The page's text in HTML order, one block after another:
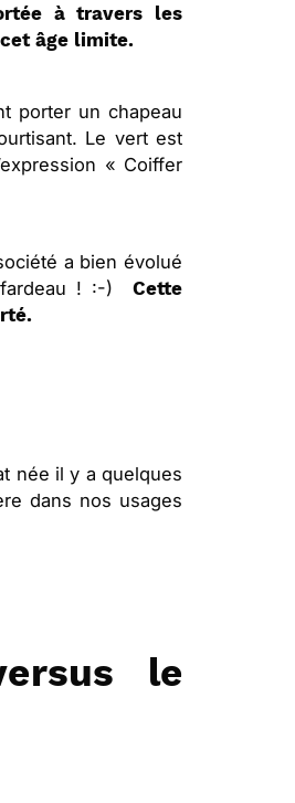
à travers les
âge limite.
porter un chapeau
Le vert est
« Coiffer
a bien évolué
fardeau ! :-) Cette
née il y a quelques
dans nos usages
le